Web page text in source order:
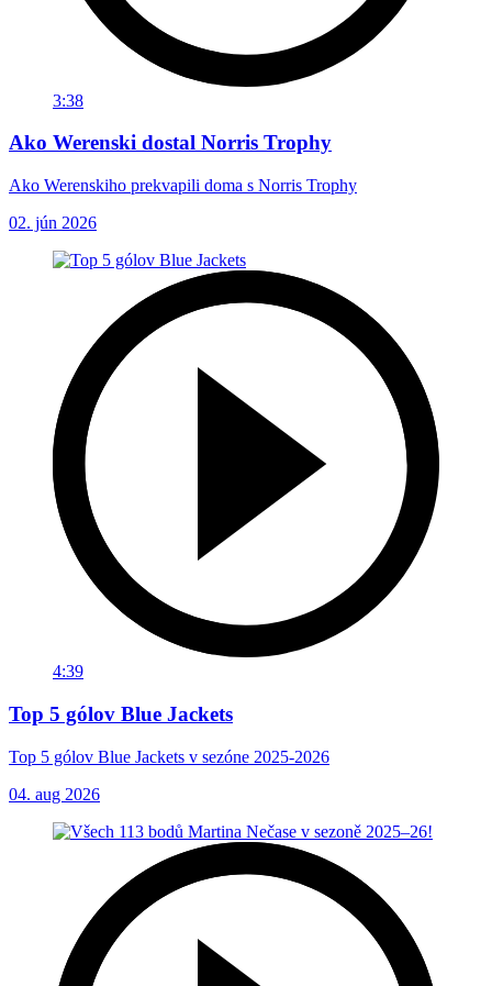
3:38
Ako Werenski dostal Norris Trophy
Ako Werenskiho prekvapili doma s Norris Trophy
02. jún 2026
4:39
Top 5 gólov Blue Jackets
Top 5 gólov Blue Jackets v sezóne 2025-2026
04. aug 2026